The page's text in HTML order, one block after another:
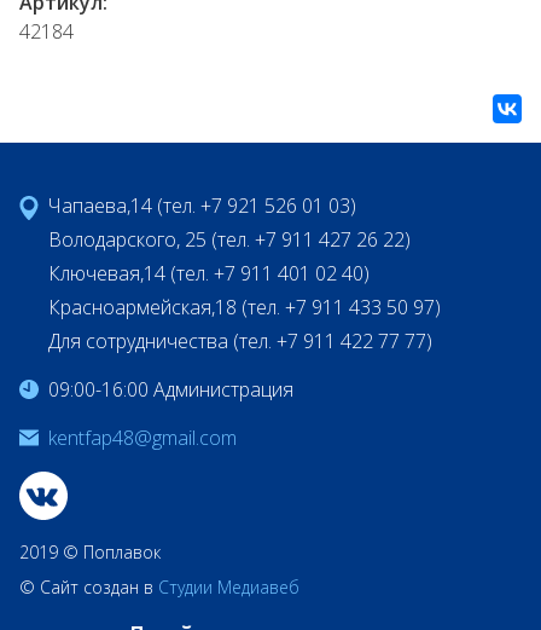
42184
Чапаева,14 (тел. +7 921 526 01 03)
Володарского, 25 (тел. +7 911 427 26 22)
Ключевая,14 (тел. +7 911 401 02 40)
Красноармейская,18 (тел. +7 911 433 50 97)
Для сотрудничества (тел. +7 911 422 77 77)
09:00-16:00 Администрация
kentfap48@gmail.com
2019 © Поплавок
© Сайт создан в Студии Медиавеб